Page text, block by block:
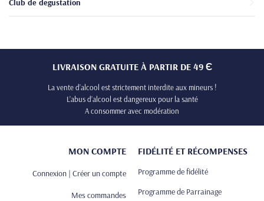
Club de degustation
LIVRAISON GRATUITE À PARTIR DE 49 Є
La vente d’alcool est strictement interdite aux mineurs !
L’abus d’alcool est dangereux pour la santé
A consommer avec modération
MON COMPTE
Connexion | Créer un compte
Mes commandes
FIDÉLITÉ ET RÉCOMPENSES
Programme de fidélité
Programme de Parrainage